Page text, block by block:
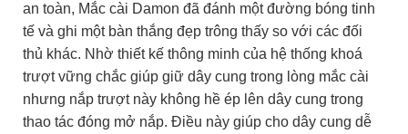
an toàn, Mắc cài Damon đã đánh một đường bóng tinh
tế và ghi một bàn thắng đẹp trông thấy so với các đối
thủ khác. Nhờ thiết kế thông minh của hệ thống khoá
trượt vững chắc giúp giữ dây cung trong lòng mắc cài
nhưng nắp trượt này không hề ép lên dây cung trong
thao tác đóng mở nắp. Điều này giúp cho dây cung dễ